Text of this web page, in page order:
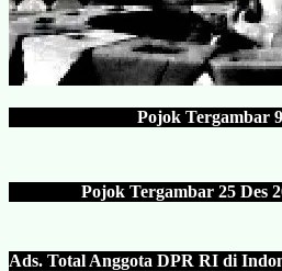
Pojok Tergambar
Pojok Tergambar 25 Des
Ads. Total Anggota DPR RI di